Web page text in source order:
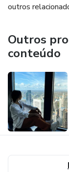
outros
Outros
conteúdo